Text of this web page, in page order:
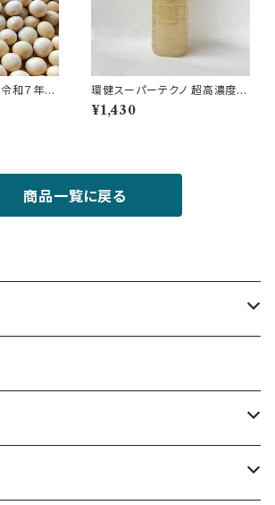
環健スーパーテクノ 超高濃度ミ
ネラル水 白鉱水 500cc
¥1,430
商品一覧に戻る